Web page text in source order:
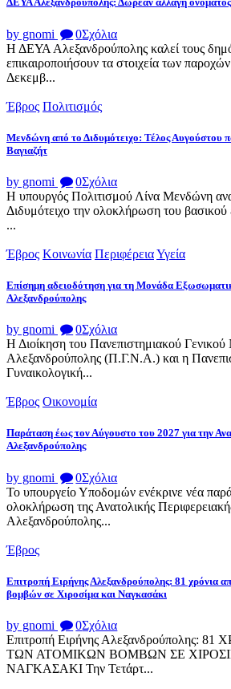
by gnomi 0Σχόλια
Η ΔΕΥΑ Αλεξανδρούπολης καλεί τους
επικαιροποιήσουν τα στοιχεία των
Δεκεμβ...
Έβρος Πολιτισμός
Μενδώνη από το Διδυμότειχο: Τέλος Αυγούστου
Βαγιαζήτ
by gnomi 0Σχόλια
Η υπουργός Πολιτισμού Λίνα Μενδώνη
Διδυμότειχο την ολοκλήρωση του
...
Έβρος Κοινωνία ΠεριφέρειαΥγεία
Επίσημη αδειοδότηση για τη Μονάδα
Αλεξανδρούπολης
by gnomi 0Σχόλια
Η Διοίκηση του Πανεπιστημιακού
Αλεξανδρούπολης (Π.Γ.Ν.Α.) και η
Γυναικολογική...
Έβρος Οικονομία
Παράταση έως τον Αύγουστο του 2027 για την
Αλεξανδρούπολης
by gnomi 0Σχόλια
Το υπουργείο Υποδομών ενέκρινε νέα
ολοκλήρωση της Ανατολικής
Αλεξανδρούπολης...
Έβρος
Επιτροπή Ειρήνης Αλεξανδρούπολης: 81 χρόνια
βομβών σε Χιροσίμα και Ναγκασάκι
by gnomi 0Σχόλια
Επιτροπή Ειρήνης Αλεξανδρούπολης:
ΤΩΝ ΑΤΟΜΙΚΩΝ ΒΟΜΒΩΝ ΣΕ
ΝΑΓΚΑΣΑΚΙ Την Τετάρτ...